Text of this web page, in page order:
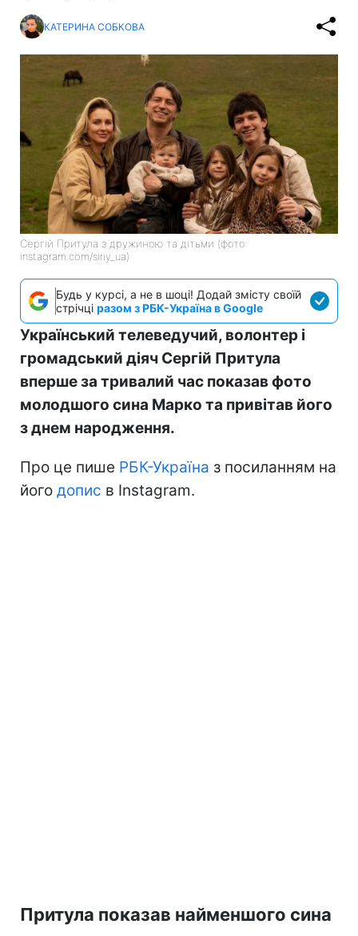
КАТЕРИНА СОБКОВА
Сергій Притула з дружиною та дітьми (фото:
instagram.com/siriy_ua)
Будь у курсі, а не в шоці! Додай змісту своїй
стрічці разом з РБК-Україна в Google
Український телеведучий, волонтер і
громадський діяч Сергій Притула
вперше за тривалий час показав фото
молодшого сина Марко та привітав його
з днем народження.
Про це пише РБК-Україна з посиланням на
його допис в Instagram.
Притула показав найменшого сина